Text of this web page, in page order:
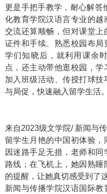
更是手把手教学，耐心解答
化教育学院汉语言专业的越
交流还算顺畅，但对课堂
证件和手续、熟悉校园布局
学们知晓后，就利用课余
点，还主动带他逛校园，
加入班级活动、传授打球
与局促，快速融入留学生活。
来自2023级文学院/ 新闻与
留学生月艳的中国初体验
因迷路手足无措，老师和
路线；在飞机上，她因熟
的提醒，让她真切感受到了
新闻与传播学院汉语国际